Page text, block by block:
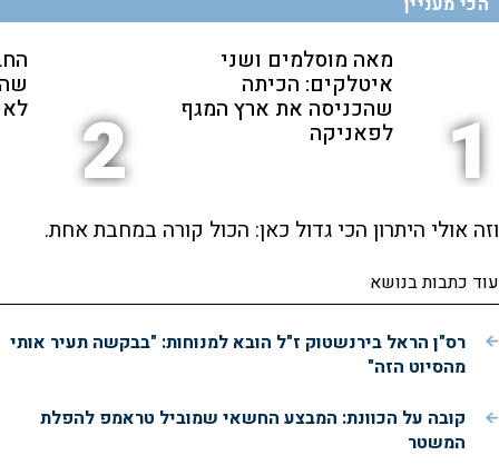
1
מאה מוסלמים ושני
איטלקים: הכיתה
שהכניסה את ארץ המגף
לפאניקה 2
וזה אולי היתרון הכי גדול כאן: הכול קורה במחבת אחת.
עוד כתבות בנושא
רס"ן הראל בירנשטוק ז"ל הובא למנוחות: "בבקשה תעיר אותי
מהסיוט הזה"
קובה על הכוונת: המבצע החשאי שמוביל טראמפ להפלת
המשטר